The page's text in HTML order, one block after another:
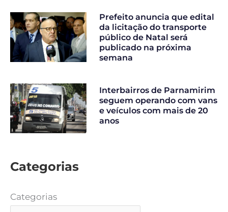
Prefeito anuncia que edital
da licitação do transporte
público de Natal será
publicado na próxima
semana
Interbairros de Parnamirim
seguem operando com vans
e veículos com mais de 20
anos
Categorias
Categorias